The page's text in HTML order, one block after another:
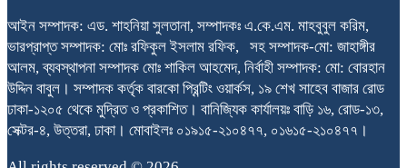
আইন সম্পাদক: এড. শাহনিয়া সুলতানা, সম্পাদকঃ এ.কে.এম. মাহবুবুল করিম,
ভারপ্রাপ্ত সম্পাদক: মোঃ রফিকুল ইসলাম রফিক, সহ সম্পাদক-মো: জাহাঙ্গীর
আলম, ব্যবস্থাপনা সম্পাদক মোঃ শাকিল আহমেদ, নির্বাহী সম্পাদক: মো: বোরহান
উদ্দিন বাবুল। সম্পাদক কর্তৃক বারকো প্রিন্টিং ওয়ার্কস, ১৯ শেখ সাহেব বাজার রোড
ঢাকা-১২০৫ থেকে মুদ্রিত ও প্রকাশিত। বানিজ্যিক কার্যালয়ঃ বাড়ি ১৬, রোড-১৩,
সেক্টর-৪, উত্তরা, ঢাকা। মোবাইলঃ ০১৯১৫-২১০৪৭৭, ০১৬১৫-২১০৪৭৭।